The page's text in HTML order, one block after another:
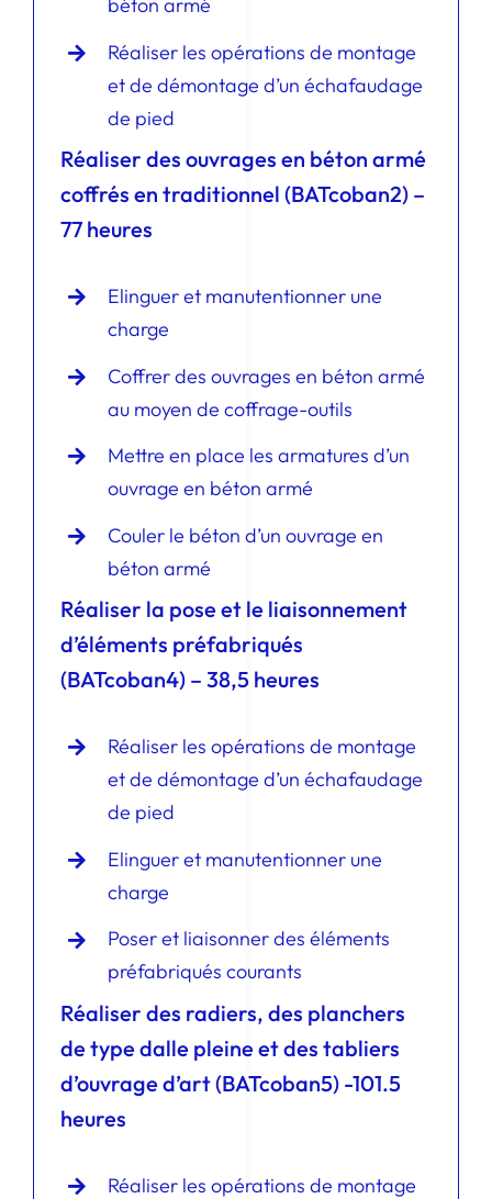
Réaliser les opérations de montage
et de démontage d’un échafaudage
de pied
Réaliser des ouvrages en béton armé
coffrés en traditionnel (BATcoban2) –
77 heures
Elinguer et manutentionner une
charge
Coffrer des ouvrages en béton armé
au moyen de coffrage-outils
Mettre en place les armatures d’un
ouvrage en béton armé
Couler le béton d’un ouvrage en
béton armé
Réaliser la pose et le liaisonnement
d’éléments préfabriqués
(BATcoban4) – 38,5 heures
Réaliser les opérations de montage
et de démontage d’un échafaudage
de pied
Elinguer et manutentionner une
charge
Poser et liaisonner des éléments
préfabriqués courants
Réaliser des radiers, des planchers
de type dalle pleine et des tabliers
d’ouvrage d’art (BATcoban5) -101.5
heures
Réaliser les opérations de montage